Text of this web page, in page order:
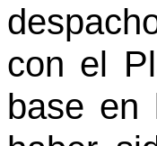
con el
base en